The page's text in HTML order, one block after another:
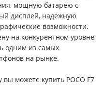
мощную батарею с
дисплей, надежную
возможности.
на конкурентном уровне,
одним из самых
на рынке.
можете купить POCO F7